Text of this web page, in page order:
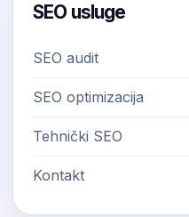
SEO usluge
SEO audit
SEO optimizacija
Tehnički SEO
Kontakt